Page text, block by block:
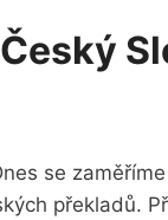
se
překladů.